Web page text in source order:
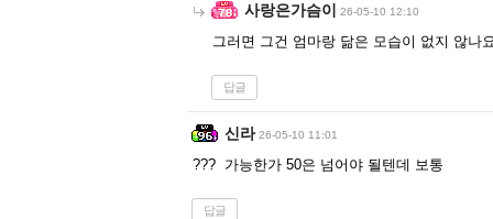
사랑은가슴이 26-05-10 12:10
그러면 그건 엄마랑 닮은 모습이 없지 않나
답글
신라 26-05-10 11:01
??? 가능한가 50은 넘어야 될텐데 보통
답글